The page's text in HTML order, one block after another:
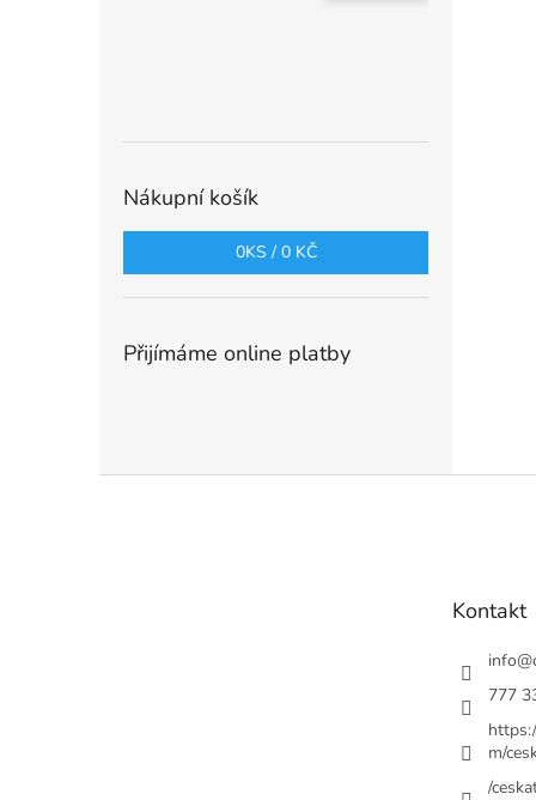
Nákupní košík
0KS / 0 KČ
Přijímáme online platby
Kontakt
info@
777
m/
/